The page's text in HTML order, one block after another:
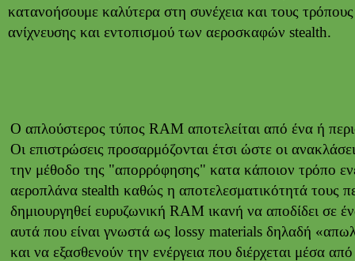
κατανοήσουμε καλύτερα στη συνέχεια και τους τρόπους
ανίχνευσης και εντοπισμού των αεροσκαφών stealth.
Ο απλούστερος τύπος RAM αποτελείται από ένα ή
Οι επιστρώσεις προσαρμόζονται έτσι ώστε οι
την μέθοδο της "απορρόφησης" κατα κάποιον τρόπο
αεροπλάνα stealth καθώς η αποτελεσματικότητά τους
δημιουργηθεί ευρυζωνική RAM ικανή να αποδίδει σε
αυτά που είναι γνωστά ως lossy materials δηλαδή
και να εξασθενούν την ενέργεια που διέρχεται μέσα